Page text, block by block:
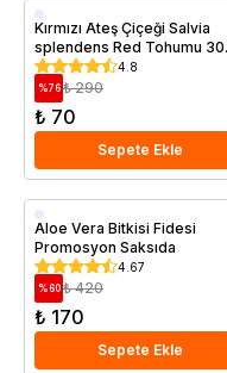
Kırmızı Ateş Çiçeği Salvia
splendens Red Tohumu 30
Adet
4.8
%76 ₺ 290
₺ 70
Sepete Ekle
Saksıda
Aloe Vera Bitkisi Fidesi
Promosyon Saksıda
4.67
% 60 ₺ 420
₺ 170
Sepete Ekle